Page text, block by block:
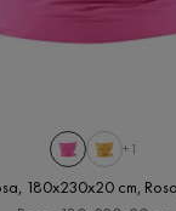
+1
180x230x20 cm,